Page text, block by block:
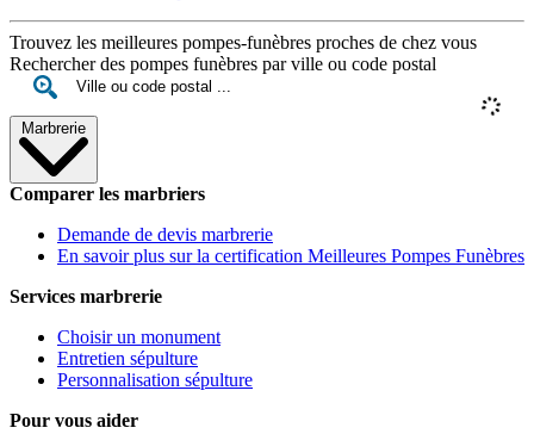
Trouvez les meilleures pompes-funèbres proches de chez vous
Rechercher des pompes funèbres par ville ou code postal
Marbrerie
Comparer les marbriers
Demande de devis marbrerie
En savoir plus sur la certification Meilleures Pompes Funèbres
Services marbrerie
Choisir un monument
Entretien sépulture
Personnalisation sépulture
Pour vous aider